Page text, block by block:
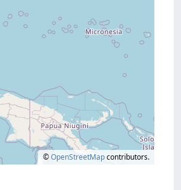
©OpenStreetMapcontributors.